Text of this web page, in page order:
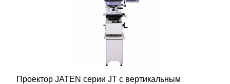
Проектор JATEN серии JT с вертикальным